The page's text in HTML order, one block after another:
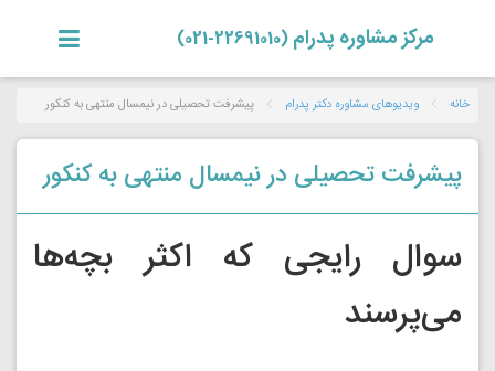
مرکز مشاوره پدرام (22691010-021)
خانه ویدیوهای مشاوره دکتر پدرام پیشرفت تحصیلی در نیمسال منتهی به کنکور
پیشرفت تحصیلی در نیمسال منتهی به کنکور
سوال رایجی که اکثر بچه‌ها
می‌پرسند